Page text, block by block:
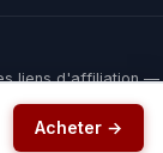
Acheter →
liens d'affiliation —
nous aide